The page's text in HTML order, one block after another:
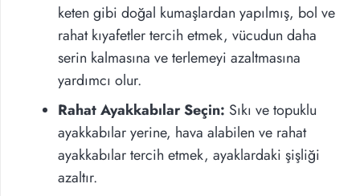
keten gibi doğal kumaşlardan yapılmış, bol ve
rahat kıyafetler tercih etmek, vücudun daha
serin kalmasına ve terlemeyi azaltmasına
yardımcı olur.
Rahat Ayakkabılar Seçin: Sıkı ve topuklu
ayakkabılar yerine, hava alabilen ve rahat
ayakkabılar tercih etmek, ayaklardaki şişliği
azaltır.